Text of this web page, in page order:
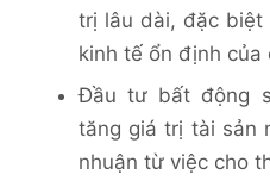
trị lâu dài, đặc biệt
kinh tế ổn định của
Đầu tư bất động
tăng giá trị tài sản
nhuận từ việc cho